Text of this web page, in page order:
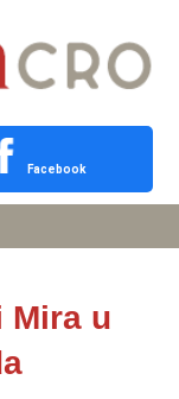
Facebook
Mira u